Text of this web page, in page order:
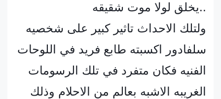
يخلق لولا موت شقيقه..
ولتلك الاحداث تاثير كبير على شخصيه
سلفادور اكسبته طابع فريد في اللوحات
الفنيه فكان متفرد في تلك الرسومات
الغريبه الاشبه بعالم من الاحلام وذلك